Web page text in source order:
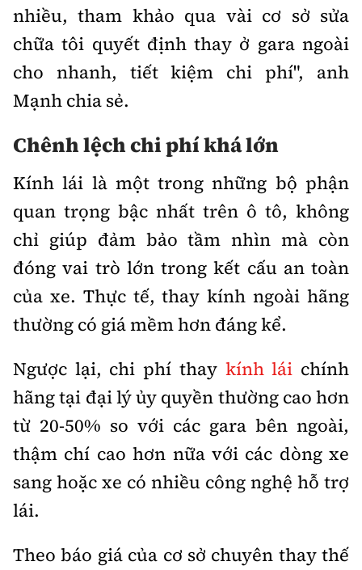
nhiều, tham khảo qua vài cơ sở sửa
chữa tôi quyết định thay ở gara ngoài
cho nhanh, tiết kiệm chi phí", anh
Mạnh chia sẻ.
Chênh lệch chi phí khá lớn
Kính lái là một trong những bộ phận
quan trọng bậc nhất trên ô tô, không
chỉ giúp đảm bảo tầm nhìn mà còn
đóng vai trò lớn trong kết cấu an toàn
của xe. Thực tế, thay kính ngoài hãng
thường có giá mềm hơn đáng kể.
Ngược lại, chi phí thay kính lái chính
hãng tại đại lý ủy quyền thường cao hơn
từ 20-50% so với các gara bên ngoài,
thậm chí cao hơn nữa với các dòng xe
sang hoặc xe có nhiều công nghệ hỗ trợ
lái.
Theo báo giá của cơ sở chuyên thay thế